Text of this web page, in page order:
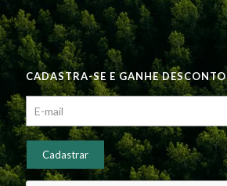
CADASTRA-SE E GANHE DESCONTO